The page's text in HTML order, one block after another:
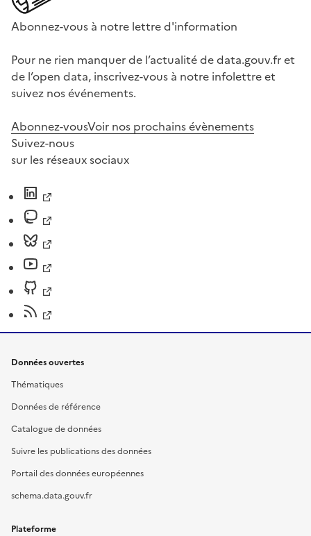
Abonnez-vous à notre lettre d'information
Pour ne rien manquer de l’actualité de data.gouv.fr et
de l’open data, inscrivez-vous à notre infolettre et
suivez nos événements.
Abonnez-vousVoir nos prochains évènements
Suivez-nous
sur les réseaux sociaux
Données ouvertes
Thématiques
Données de référence
Catalogue de données
Suivre les publications des données
Portail des données européennes
schema.data.gouv.fr
Plateforme